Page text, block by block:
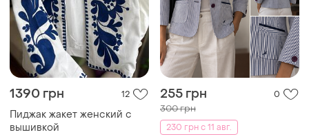
1390 грн 12
Пиджак жакет женский с
вышивкой
255 грн 0
300 грн
230 грн с 11 авг.